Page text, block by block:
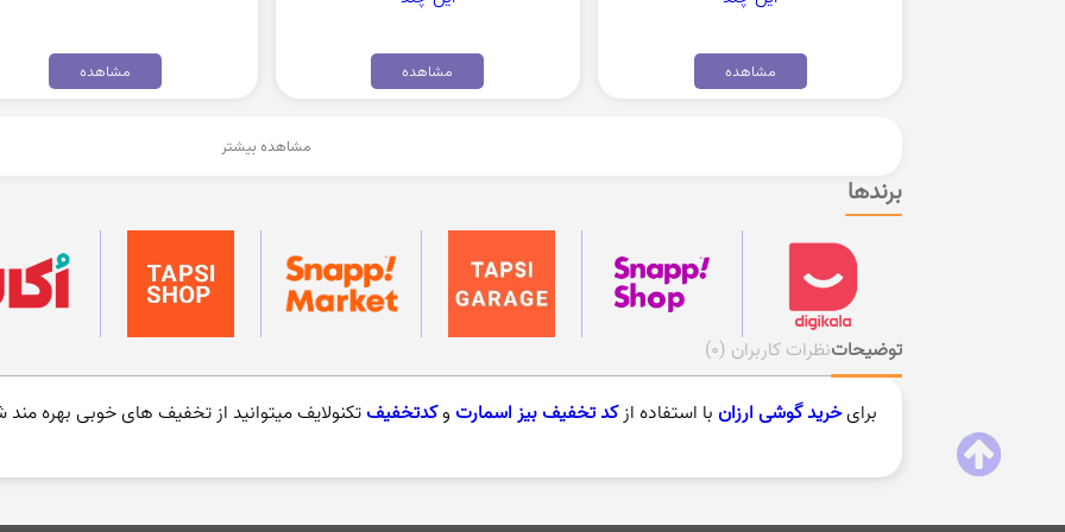
مشاهده مشاهده مشاهده
مشاهده بیشتر
برندها
توضیحاتنظرات کاربران (0)
برای خرید گوشی ارزان با استفاده از کد تخفیف بیز اسمارت وکدتخفیف تکنولایف میتوانید از تخفیف های خوبی بهره مند